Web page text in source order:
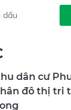
dấu
dân cư
đô thị tri